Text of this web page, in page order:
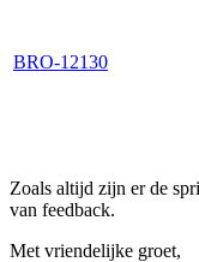
BRO-12130
Zoals altijd zijn er de
van feedback.
Met vriendelijke groet,